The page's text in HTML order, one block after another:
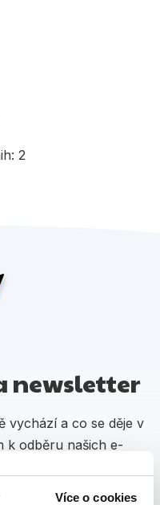
Více o cookies
2
newsletter
vychází a co se děje v
k odběru našich e-